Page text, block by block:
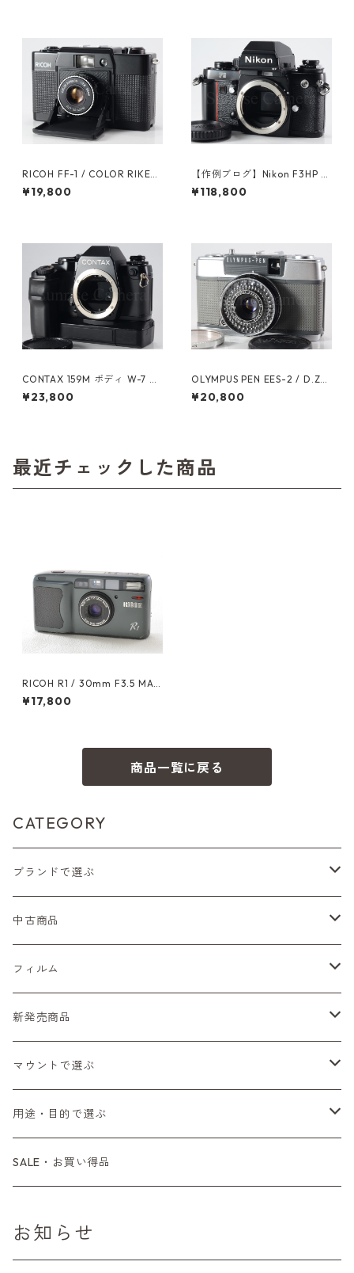
RICOH FF-1 / COLOR RIKEN
ON 35mm F2.8 リコー（6149
3）
¥19,800
【作例ブログ】Nikon F3HP ボ
ディ 後期191万番台 ニコン（6
1308）
¥118,800
CONTAX 159M ボディ W-7 ワ
インダー付 コンタックス（61
025）
¥23,800
OLYMPUS PEN EES-2 / D.Zui
ko 30mm F2.8 オーバーホー
ル済 オリンパス (60628)
¥20,800
最近チェックした商品
RICOH R1 / 30mm F3.5 MAC
RO リコー（22892）
¥17,800
商品一覧に戻る
CATEGORY
ブランドで選ぶ
Nikon（ニコン）
Sシリーズ
Fシリーズ（一桁＋F100）
Canon（キヤノン）
レンジファインダー（7、P）
PENTAX（ペンタックス）
SL、SP
K2、KX、KM
M42単焦点レンズ
CONTAX（コンタックス）
G1、G2
Tシリーズ
MINOLTA（ミノルタ）
コンパクト
OLYMPUS（オリンパス）
Konica（コニカ）
中古商品
フィルムカメラ
一眼レフカメラ（マニュアルフォーカス）
一眼レフカメラ（オートフォーカス）
中判カメラ
デジタルカメラ
一眼カメラ
ミラーレスカメラ
マニュアルレンズ
一眼レンズ
レンジファインダーレンズ
オートフォーカスレンズ
一眼レンズ
マウントアダプター
フィルム
レンズ付きフィルム
35mm（135）カラーネガ
35mm（135）白黒ネガ
35mm（135）カラーリバーサル
新発売商品
フィルムカメラ
レンズ付きフィルム
アクセサリー・付属品
マウントで選ぶ
M42
L39
S（ニコン）
用途・目的で選ぶ
初心者の方へもおすすめ！
滅多にお目にかかれない激レア商品！
SALE・お買い得品
お知らせ